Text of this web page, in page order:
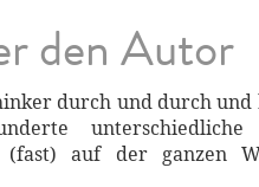
den Autor
durch und durch
unterschiedliche
(fast) auf der ganzen